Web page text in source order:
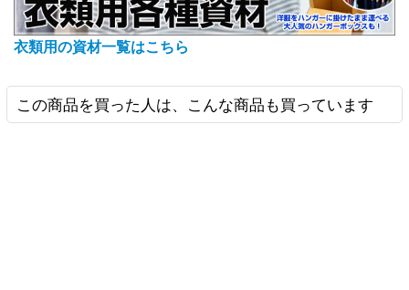
衣類用の資材一覧はこちら
この商品を買った人は、こんな商品も買っています